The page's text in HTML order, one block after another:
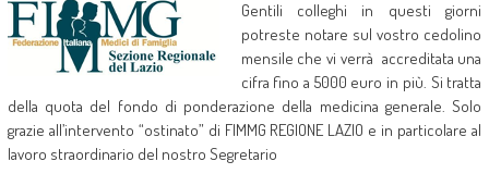
Gentili colleghi in questi giorni
potreste notare sul vostro cedolino
mensile che vi verrà accreditata una
cifra fino a 5000 euro in più. Si tratta
della quota del fondo di ponderazione della medicina generale. Solo
grazie all’intervento “ostinato” di FIMMG REGIONE LAZIO e in particolare al
lavoro straordinario del nostro Segretario